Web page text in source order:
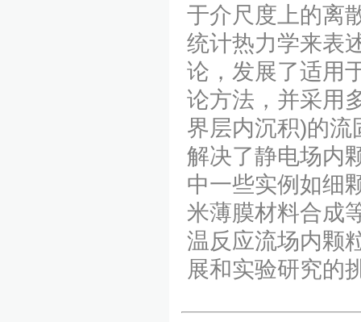
于介尺度上的离
统计热力学来表
论，发展了适用
论方法，并采用
界层内沉积)的
解决了静电场内
中一些实例如细
米薄膜材料合成
温反应流场内颗
展和实验研究的